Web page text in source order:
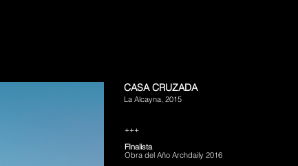
CASA CRUZADA
La Alcayna, 2015
+++
FInalista
Obra del Año Archdaily 2016